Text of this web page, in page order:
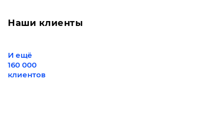
Наши клиенты
И ещё
160 000
клиентов